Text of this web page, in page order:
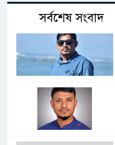
সর্বশেষ সংবাদ